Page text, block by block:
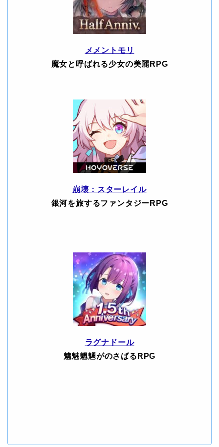
メメントモリ
魔女と呼ばれる少女の美麗RPG
崩壊：スターレイル
銀河を旅するファンタジーRPG
ラグナドール
魑魅魍魎がのさばるRPG